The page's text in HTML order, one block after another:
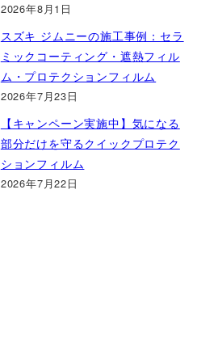
2026年8月1日
スズキ ジムニーの施工事例：セラ
ミックコーティング・遮熱フィル
ム・プロテクションフィルム
2026年7月23日
【キャンペーン実施中】気になる
部分だけを守るクイックプロテク
ションフィルム
2026年7月22日